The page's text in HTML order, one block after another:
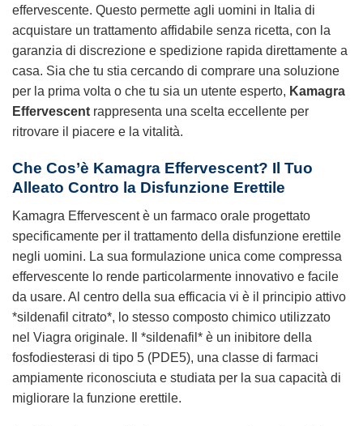
effervescente. Questo permette agli uomini in Italia di
acquistare un trattamento affidabile senza ricetta, con la
garanzia di discrezione e spedizione rapida direttamente a
casa. Sia che tu stia cercando di comprare una soluzione
per la prima volta o che tu sia un utente esperto, Kamagra
Effervescent rappresenta una scelta eccellente per
ritrovare il piacere e la vitalità.
Che Cos’è Kamagra Effervescent? Il Tuo
Alleato Contro la Disfunzione Erettile
Kamagra Effervescent è un farmaco orale progettato
specificamente per il trattamento della disfunzione erettile
negli uomini. La sua formulazione unica come compressa
effervescente lo rende particolarmente innovativo e facile
da usare. Al centro della sua efficacia vi è il principio attivo
*sildenafil citrato*, lo stesso composto chimico utilizzato
nel Viagra originale. Il *sildenafil* è un inibitore della
fosfodiesterasi di tipo 5 (PDE5), una classe di farmaci
ampiamente riconosciuta e studiata per la sua capacità di
migliorare la funzione erettile.